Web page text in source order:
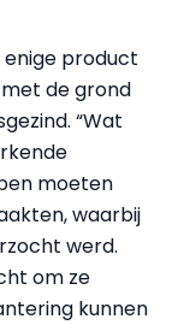
product
de grond
“Wat
moeten
waarbij
werd.
om ze
kunnen